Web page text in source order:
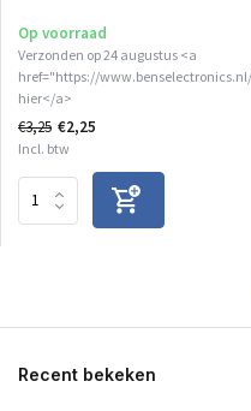
Op voorraad
Verzonden op 24 augustus <a
href="https://
hier</a>
€3,25 €2,25
Incl. btw
Recent bekeken